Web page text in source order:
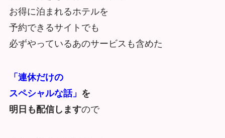
お得に泊まれるホテルを
予約できるサイトでも
必ずやっているあのサービスも含めた
「連休だけの
スペシャルな話」 を
明日も配信しますので